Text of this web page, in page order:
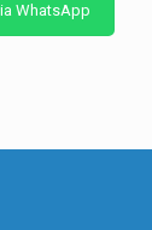
WhatsApp